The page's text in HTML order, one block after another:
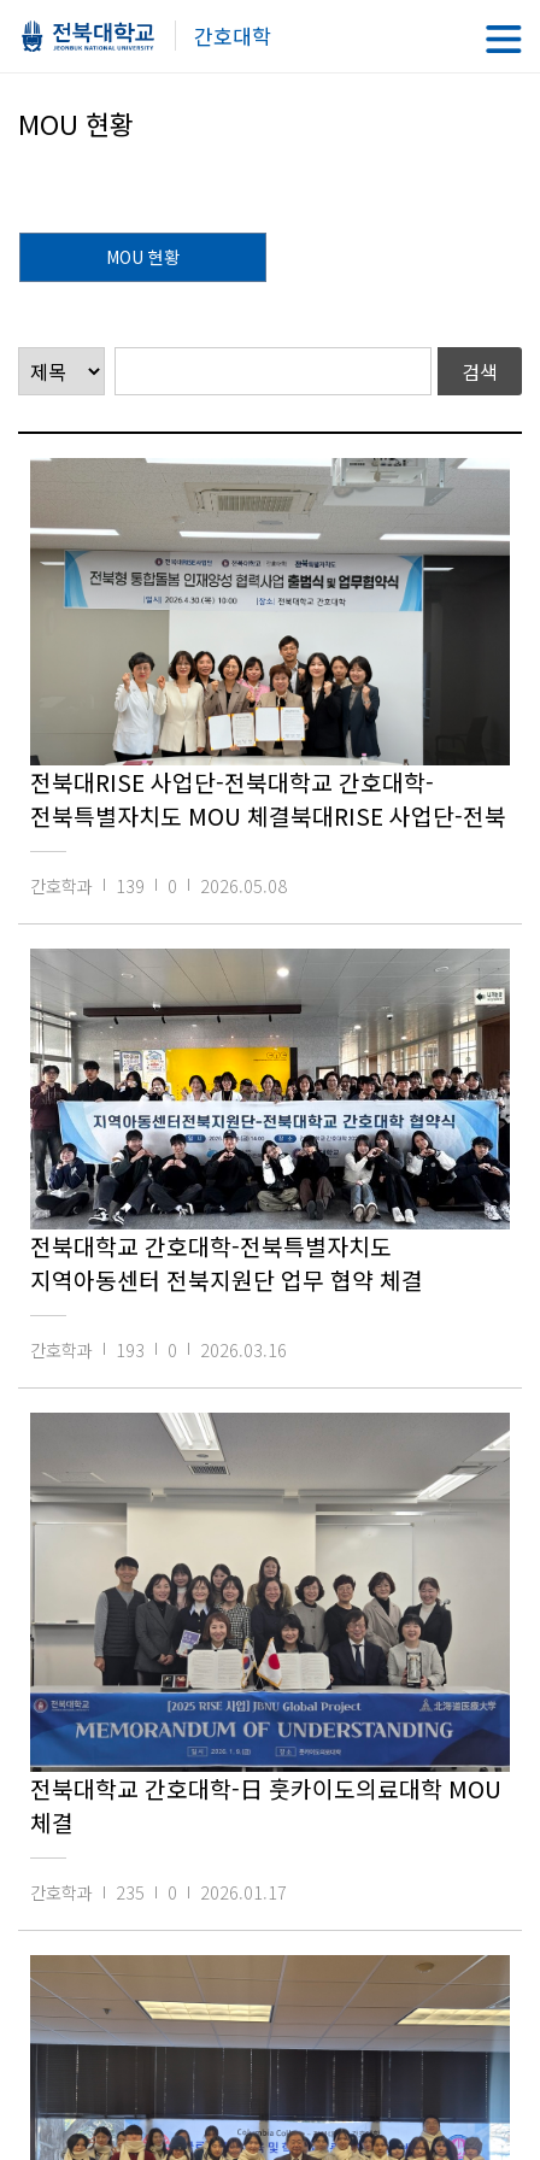
간호대학
MOU 현황
MOU 현황
전북대RISE 사업단-전북대학교 간호대학-
전북특별자치도 MOU 체결북대RISE 사업단-전북
간호학과 139 0 2026.05.08
전북대학교 간호대학-전북특별자치도
지역아동센터 전북지원단 업무 협약 체결
간호학과 193 0 2026.03.16
전북대학교 간호대학-日 훗카이도의료대학 MOU
체결
간호학과 235 0 2026.01.17